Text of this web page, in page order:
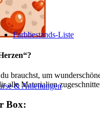
Farbbestands-Liste
& Anleitungen
brauchst, um
alle Materialien
Box: